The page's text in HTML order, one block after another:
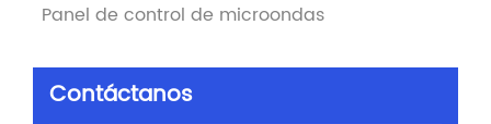
Panel de control de microondas
Contáctanos